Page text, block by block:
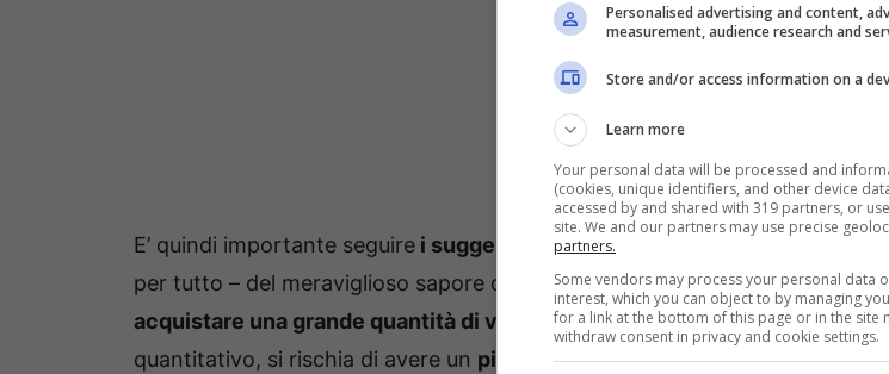
E’ quindi importante seguire i suggerimenti dello chef
, in modo da godere
per tutto – del meraviglioso sapore delle vongole. Scarallo consiglia
acquistare una grande quantità di vongole: se si compera infatti un
quantitativo, si rischia di avere un piatto poco saporito. Sarebbe utile
Personalised advertising and content,
measurement, audience research and
Store and/or access information on a
Learn more
Your personal data will be processed and
(cookies, unique identifiers, and other device
accessed by and shared with 319 partners, or
site. We and our partners may use precise
partners.
Some vendors may process your personal data
interest, which you can object to by managing
for a link at the bottom of this page or in the site
withdraw consent in privacy and cookie settings.